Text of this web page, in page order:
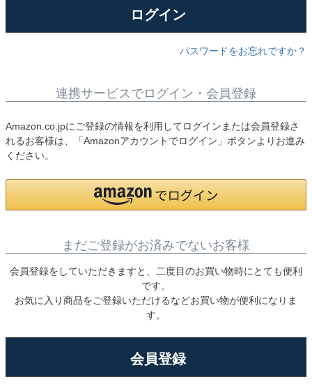
ログイン
パスワードをお忘れですか？
連携サービスでログイン・会員登録
Amazon.co.jpにご登録の情報を利用してログインまたは会員登録さ
れるお客様は、「Amazonアカウントでログイン」ボタンよりお進み
ください。
まだご登録がお済みでないお客様
会員登録をしていただきますと、二度目のお買い物時にとても便利
です。
お気に入り商品をご登録いただけるなどお買い物が便利になりま
す。
会員登録